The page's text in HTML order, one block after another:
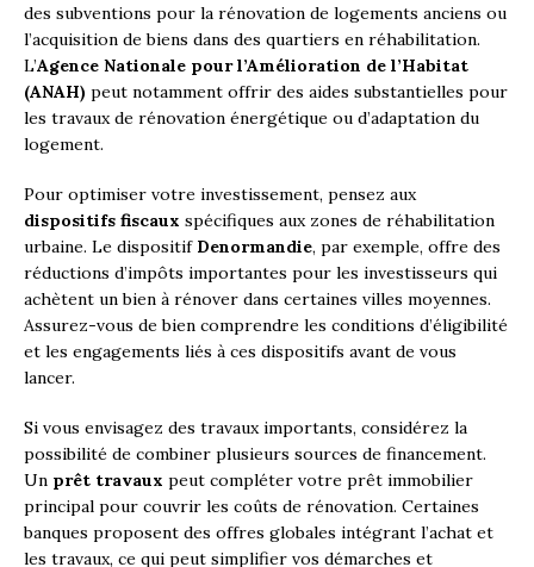
des subventions pour la rénovation de logements anciens ou
l’acquisition de biens dans des quartiers en réhabilitation.
L’Agence Nationale pour l’Amélioration de l’Habitat
(ANAH) peut notamment offrir des aides substantielles pour
les travaux de rénovation énergétique ou d’adaptation du
logement.
Pour optimiser votre investissement, pensez aux
dispositifs fiscaux spécifiques aux zones de réhabilitation
urbaine. Le dispositif Denormandie, par exemple, offre des
réductions d’impôts importantes pour les investisseurs qui
achètent un bien à rénover dans certaines villes moyennes.
Assurez-vous de bien comprendre les conditions d’éligibilité
et les engagements liés à ces dispositifs avant de vous
lancer.
Si vous envisagez des travaux importants, considérez la
possibilité de combiner plusieurs sources de financement.
Un prêt travaux peut compléter votre prêt immobilier
principal pour couvrir les coûts de rénovation. Certaines
banques proposent des offres globales intégrant l’achat et
les travaux, ce qui peut simplifier vos démarches et